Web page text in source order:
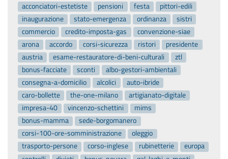
acconciatori-estetiste
pensioni festa
pittori-edili
inaugurazione
stato-emergenza ordinanza
sistri
commercio
credito-imposta-gas
convenzione-siae
arona
accordo corsi-sicurezza ristori
presidente
austria
esame-restauratore-di-beni-culturali
ztl
bonus-facciate
sconti
albo-gestori-ambientali
consegna-a-domicilio
alcolici
auto-ibride
caro-bollette
the-one-milano
artigianato-digitale
impresa-40
vincenzo-schettini
mims
bonus-mamma
sede-borgomanero
corsi-100-ore-somministrazione
oleggio
trasporto-persone
corso-inglese rubinetterie
europa